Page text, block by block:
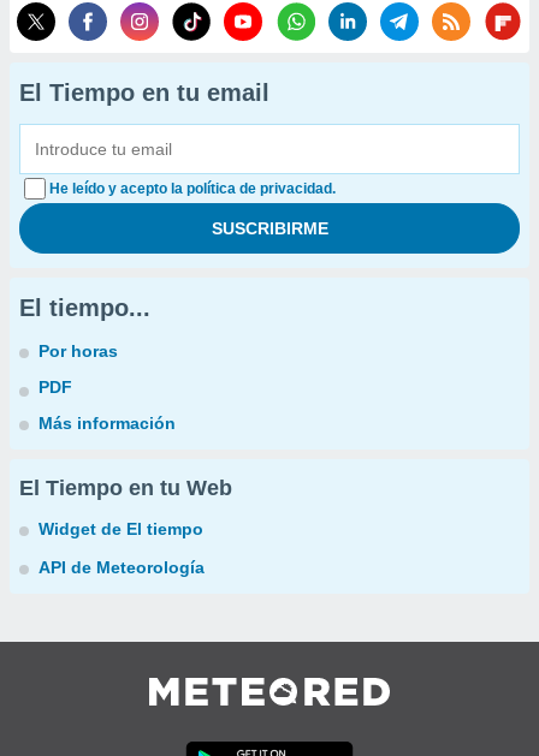
El Tiempo en tu email
He leído y acepto la política de privacidad.
El tiempo...
Por horas
PDF
Más información
El Tiempo en tu Web
Widget de El tiempo
API de Meteorología